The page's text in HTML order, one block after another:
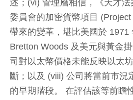
述；(vi) 管理層相信，《天才
委員會的加密貨幣項目
帶來的變革，堪比美國於 1971
Bretton Woods 及美元與黃金
司對以太幣價格未能反映以太
斷；以及 (viii) 公司將當前市況
的早期階段。 在評估該等前瞻